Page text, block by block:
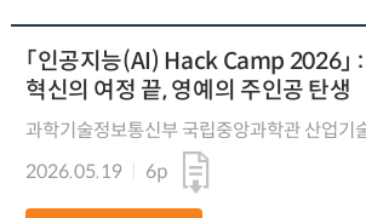
「인공지능(AI) Hack Camp 2026」
혁신의 여정 끝, 영예의 주인공 탄생
과학기술정보통신부 국립중앙과학관 산업기
2026.05.19
6p